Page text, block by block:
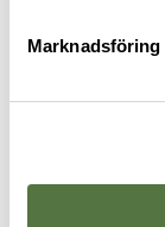
Marknadsföring
JACKOR